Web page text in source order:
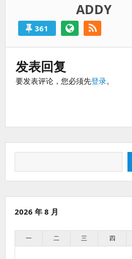
ADDY
361
发表回复
要发表评论，您必须先登录。
2026 年 8 月
一 二 三 四